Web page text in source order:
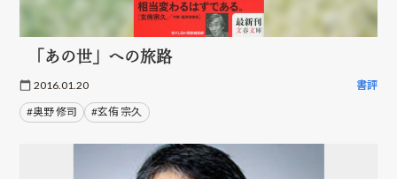
「あの世」への旅路
2016.01.20 書評
#奥野 修司 #玄侑 宗久